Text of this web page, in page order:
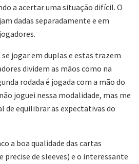
a acertar uma situação difícil. O
dadas separadamente e em
jogar em duplas e estas trazem
dividem as mãos como na
rodada é jogada com a mão do
joguei nessa modalidade, mas me
de equilibrar as expectativas do
a boa qualidade das cartas
precise de sleeves) e o interessante